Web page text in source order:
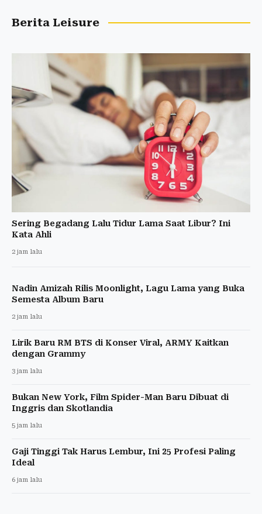
Berita Leisure
Sering Begadang Lalu Tidur Lama Saat Libur? Ini
Kata Ahli
2 jam lalu
Nadin Amizah Rilis Moonlight, Lagu Lama yang Buka
Semesta Album Baru
2 jam lalu
Lirik Baru RM BTS di Konser Viral, ARMY Kaitkan
dengan Grammy
3 jam lalu
Bukan New York, Film Spider-Man Baru Dibuat di
Inggris dan Skotlandia
5 jam lalu
Gaji Tinggi Tak Harus Lembur, Ini 25 Profesi Paling
Ideal
6 jam lalu